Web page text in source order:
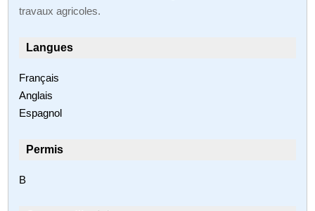
travaux agricoles.
Langues
Français
Anglais
Espagnol
Permis
B